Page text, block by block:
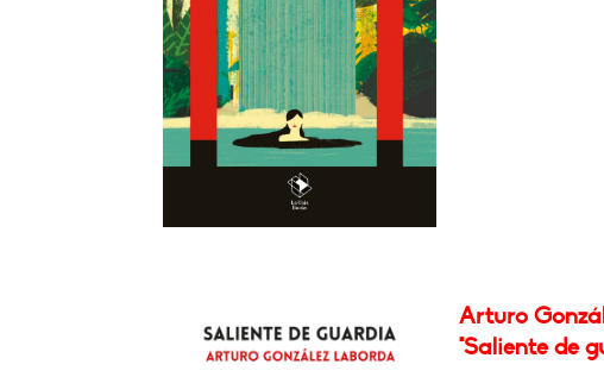
Arturo
"Saliente de